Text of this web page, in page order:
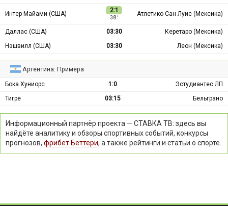
Интер Майами (США) 2:1
38 ′
Атлетико Сан Луис (Мексика)
Даллас (США) 03:30
Керетаро (Мексика)
Нэшвилл (США)
03:30 Леон (Мексика)
Аргентина: Примера
Бока Хуниорс 1:0
Эстудиантес ЛП
Тигре
03:15 Бельграно
Информационный партнёр проекта — СТАВКА ТВ: здесь вы
найдёте аналитику и обзоры спортивных событий, конкурсы
прогнозов, фрибет Беттери, а также рейтинги и статьи о спорте.